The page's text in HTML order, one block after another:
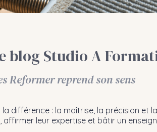
blog Studio A
Reformer reprend son sens
différence : la maîtrise, la précision et
leur expertise et bâtir un